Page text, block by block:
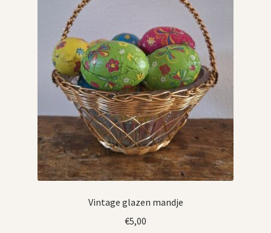
Vintage glazen mandje
€5,00